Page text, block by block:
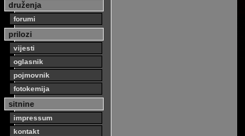
druženja
forumi
prilozi
vijesti
oglasnik
pojmovnik
fotokemija
sitnine
impressum
kontakt